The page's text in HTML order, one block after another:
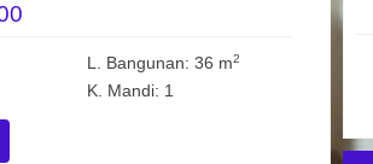
L. Bangunan: 36 m2
K. Mandi: 1